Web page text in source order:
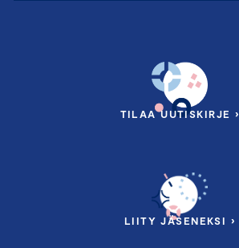
TILAA UUTISKIRJE ›
LIITY JÄSENEKSI ›